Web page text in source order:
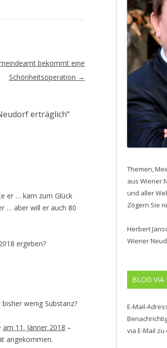
bekommt eine
Schönheitsoperation →
erträglich“
er … kam zum Glück
… aber will er auch 80
ergeben?
wenig Substanz?
am 11. Jänner 2018 –
angekommen.
Themen,
aus Wiener
und aller
Zögern Sie
Herbert
Wiener
BLOG VIA
E-Mail-
via E-Mail